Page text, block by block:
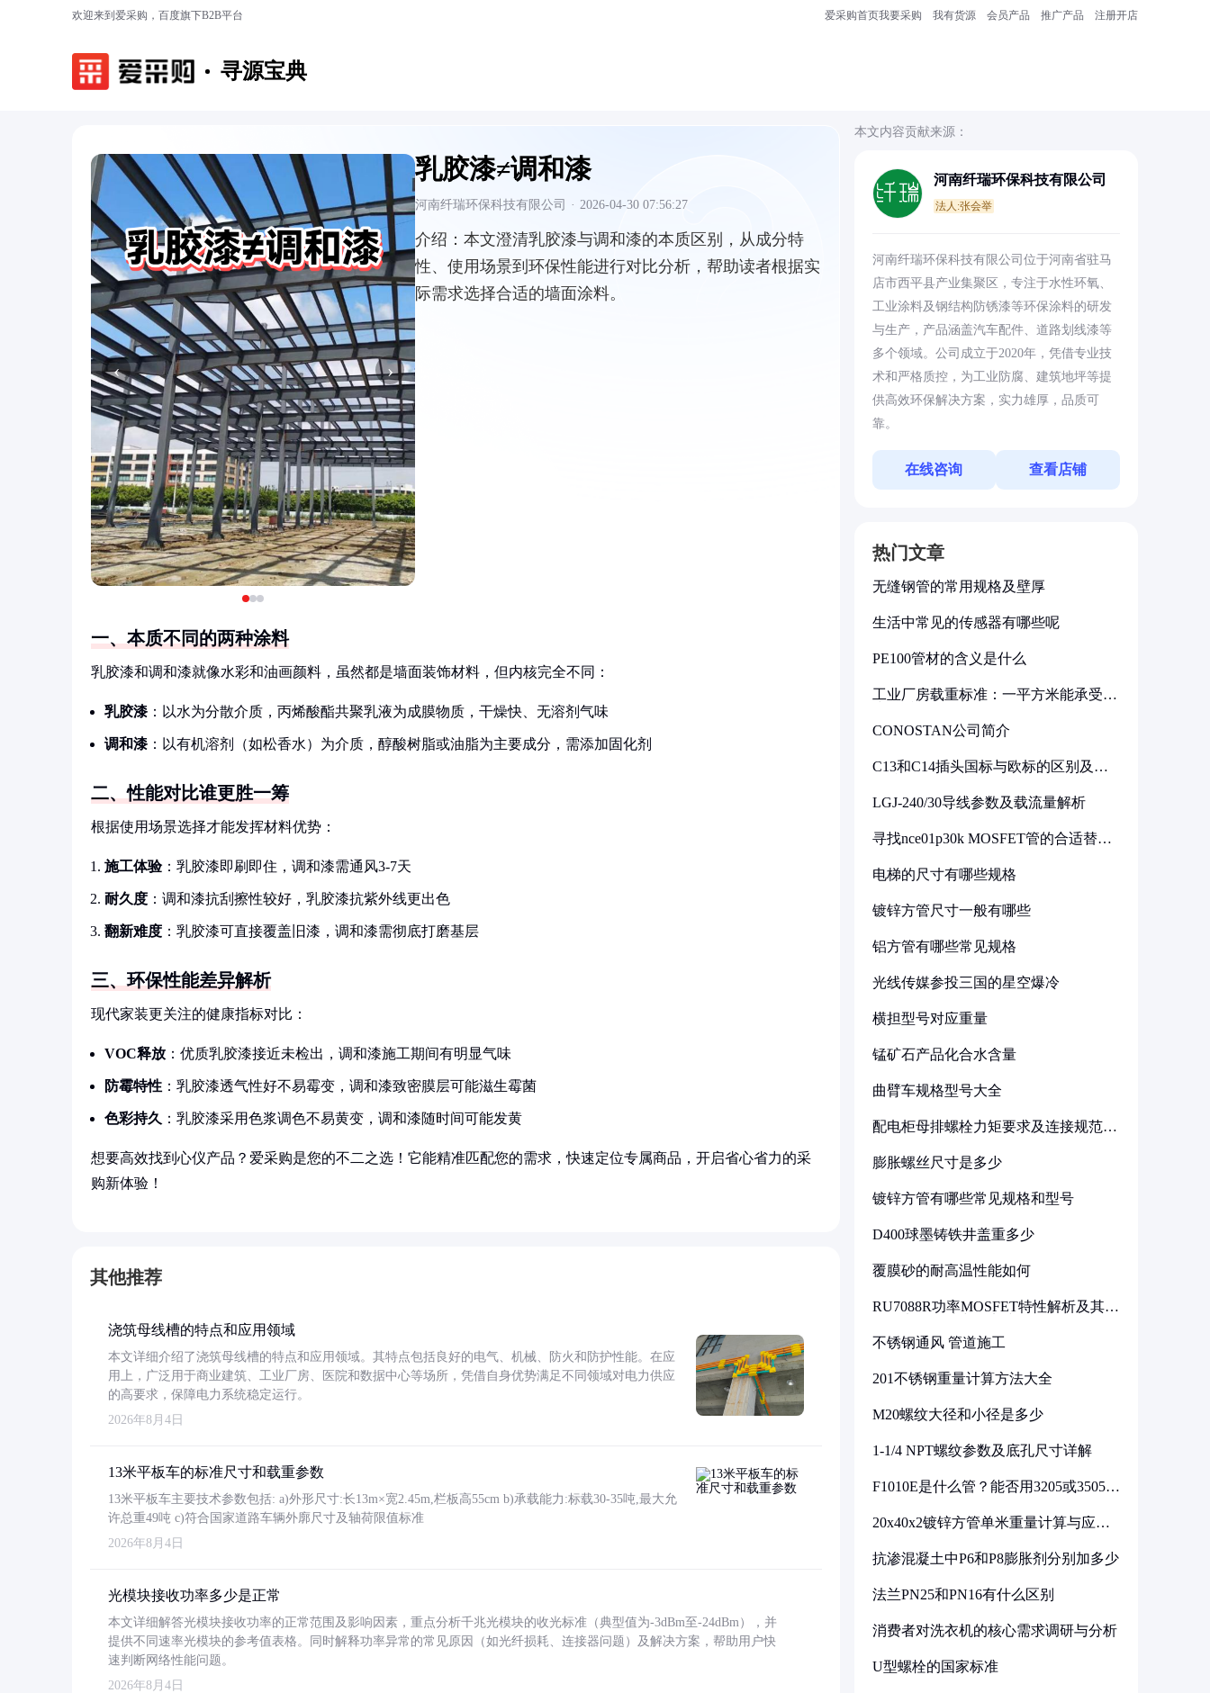
欢迎来到爱采购，百度旗下B2B平台 爱采购首页我要采购 我有货源 会员产品 推广产品 注册开店
寻源宝典
‹ ›
乳胶漆≠调和漆
河南纤瑞环保科技有限公司 · 2026-04-30 07:56:27
介绍： 本文澄清乳胶漆与调和漆的本质区别，从成分特
性、使用场景到环保性能进行对比分析，帮助读者根据实
际需求选择合适的墙面涂料。
一、本质不同的两种涂料
乳胶漆和调和漆就像水彩和油画颜料，虽然都是墙面装饰材料，但内核完全不同：
乳胶漆 ：以水为分散介质，丙烯酸酯共聚乳液为成膜物质，干燥快、无溶剂气味
调和漆 ：以有机溶剂（如松香水）为介质，醇酸树脂或油脂为主要成分，需添加固化剂
二、性能对比谁更胜一筹
根据使用场景选择才能发挥材料优势：
施工体验：乳胶漆即刷即住，调和漆需通风3-7天
耐久度 ：调和漆抗刮擦性较好，乳胶漆抗紫外线更出色
翻新难度 ：乳胶漆可直接覆盖旧漆，调和漆需彻底打磨基层
三、环保性能差异解析
现代家装更关注的健康指标对比：
VOC释放 ：优质乳胶漆接近未检出，调和漆施工期间有明显气味
防霉特性 ：乳胶漆透气性好不易霉变，调和漆致密膜层可能滋生霉菌
色彩持久 ：乳胶漆采用色浆调色不易黄变，调和漆随时间可能发黄
想要高效找到心仪产品？爱采购是您的不二之选！它能精准匹配您的需求，快速定位专属商品，开启省心省力的采
购新体验！
其他推荐
浇筑母线槽的特点和应用领域
本文详细介绍了浇筑母线槽的特点和应用领域。其特点包括良好的电气、机械、防火和防护性能。在应
用上，广泛用于商业建筑、工业厂房、医院和数据中心等场所，凭借自身优势满足不同领域对电力供应
的高要求，保障电力系统稳定运行。
2026年8月4日
13米平板车的标准尺寸和载重参数
13米平板车主要技术参数包括: a)外形尺寸:长13m×宽2.45m,栏板高55cm b)承载能力:标载30-35吨,最大允
许总重49吨 c)符合国家道路车辆外廓尺寸及轴荷限值标准
2026年8月4日
光模块接收功率多少是正常
本文详细解答光模块接收功率的正常范围及影响因素，重点分析千兆光模块的收光标准（典型值为-3dBm至-24dBm），并
提供不同速率光模块的参考值表格。同时解释功率异常的常见原因（如光纤损耗、连接器问题）及解决方案，帮助用户快
速判断网络性能问题。
2026年8月4日
本文内容贡献来源：
河南纤瑞环保科技有限公司
法人:张会举
河南纤瑞环保科技有限公司位于河南省驻马
店市西平县产业集聚区，专注于水性环氧、
工业涂料及钢结构防锈漆等环保涂料的研发
与生产，产品涵盖汽车配件、道路划线漆等
多个领域。公司成立于2020年，凭借专业技
术和严格质控，为工业防腐、建筑地坪等提
供高效环保解决方案，实力雄厚，品质可
靠。
在线咨询 查看店铺
热门文章
无缝钢管的常用规格及壁厚
生活中常见的传感器有哪些呢
PE100管材的含义是什么
工业厂房载重标准：一平方米能承受多
CONOSTAN公司简介
C13和C14插头国标与欧标的区别及其
LGJ-240/30导线参数及载流量解析
寻找nce01p30k MOSFET管的合适替代
电梯的尺寸有哪些规格
镀锌方管尺寸一般有哪些
铝方管有哪些常见规格
光线传媒参投三国的星空爆冷
横担型号对应重量
锰矿石产品化合水含量
曲臂车规格型号大全
配电柜母排螺栓力矩要求及连接规范详
膨胀螺丝尺寸是多少
镀锌方管有哪些常见规格和型号
D400球墨铸铁井盖重多少
覆膜砂的耐高温性能如何
RU7088R功率MOSFET特性解析及其在
不锈钢通风 管道施工
201不锈钢重量计算方法大全
M20螺纹大径和小径是多少
1-1/4 NPT螺纹参数及底孔尺寸详解
F1010E是什么管？能否用3205或3505代
20x40x2镀锌方管单米重量计算与应用
抗渗混凝土中P6和P8膨胀剂分别加多少
法兰PN25和PN16有什么区别
消费者对洗衣机的核心需求调研与分析
U型螺栓的国家标准